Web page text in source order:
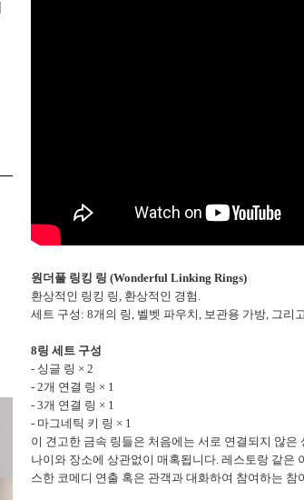
원더풀 링킹 링 (Wonderful Linking Rings)
환상적인 링킹 링, 환상적인 경험.
세트 구성: 8개의 링, 벨벳 파우치, 보관용 가방, 그리
8링 세트 구성
- 싱글 링 × 2
- 2개 연결 링 × 1
- 3개 연결 링 × 1
- 마그네틱 키 링 × 1
이 견고한 금속 링들은 처음에는 서로 연결되지 않
나이와 장소에 상관없이 매혹됩니다. 레스토랑 같은
스한 코메디 연출 혹은 관객과 대화하여 참여하는